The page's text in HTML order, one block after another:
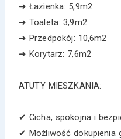
➜ Łazienka: 5,9m2
➜ Toaleta: 3,9m2
➜ Przedpokój: 10,6m2
➜ Korytarz: 7,6m2
ATUTY MIESZKANIA:
✔ Cicha, spokojna i
✔ Możliwość dokupienia